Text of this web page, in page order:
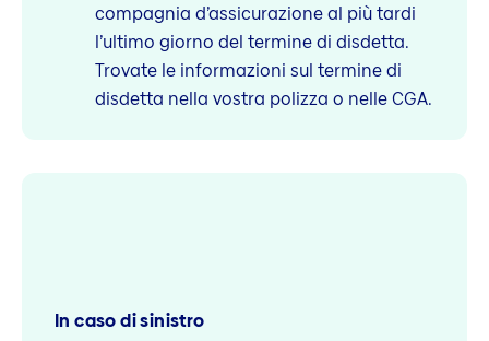
compagnia d’assicurazione al più tardi
l’ultimo giorno del termine di disdetta.
Trovate le informazioni sul termine di
disdetta nella vostra polizza o nelle CGA.
In caso di sinistro